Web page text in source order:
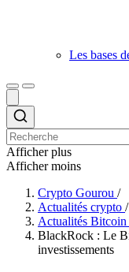
Les bases
Afficher plus
Afficher moins
Crypto Gourou /
Actualités crypto /
Actualités Bitcoin
BlackRock : Le
investissements